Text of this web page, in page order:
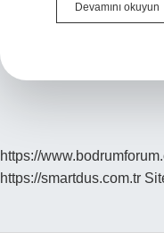
Devamını okuyun
https://
https://smartdus.com.tr